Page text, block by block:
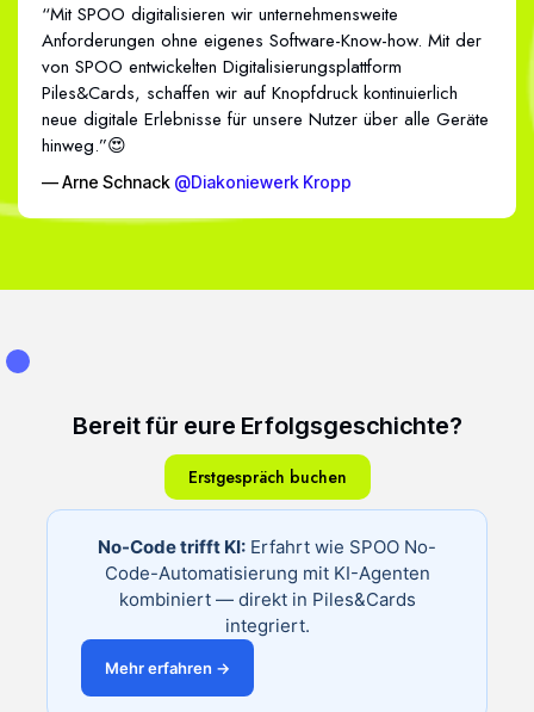
“Mit SPOO digitalisieren wir unternehmensweite
Anforderungen ohne eigenes Software-Know-how. Mit der
von SPOO entwickelten Digitalisierungsplattform
Piles&Cards, schaffen wir auf Knopfdruck kontinuierlich
neue digitale Erlebnisse für unsere Nutzer über alle Geräte
hinweg.”😍
— Arne Schnack @Diakoniewerk Kropp
Bereit für eure Erfolgsgeschichte?
Erstgespräch buchen
No-Code trifft KI: Erfahrt wie SPOO No-
Code-Automatisierung mit KI-Agenten
kombiniert — direkt in Piles&Cards
integriert.
Mehr erfahren →